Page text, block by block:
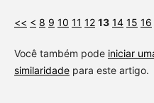
<< < 8 9 10 11 12 13 14 15 16
Você também pode iniciar
similaridadepara este artigo.